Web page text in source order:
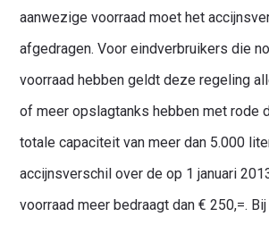
aanwezige voorraad moet het
afgedragen. Voor eindverbruikers die
voorraad hebben geldt deze regeling
of meer opslagtanks hebben met rode
totale capaciteit van meer dan 5.000
accijnsverschil over de op 1 januari
voorraad meer bedraagt dan € 250,=.